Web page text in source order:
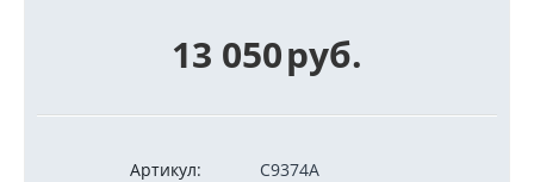
13 050руб.
Артикул:
C9374A